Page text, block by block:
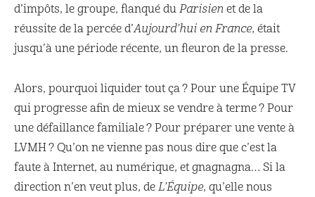
d’impôts, le groupe, flanqué du Parisien et de la
réussite de la percée d’Aujourd’hui en France, était
jusqu’à une période récente, un fleuron de la presse.
Alors, pourquoi liquider tout ça ? Pour une Équipe TV
qui progresse afin de mieux se vendre à terme ? Pour
une défaillance familiale ? Pour préparer une vente à
LVMH ? Qu’on ne vienne pas nous dire que c’est la
faute à Internet, au numérique, et gnagnagna… Si la
direction n’en veut plus, de L’Équipe, qu’elle nous